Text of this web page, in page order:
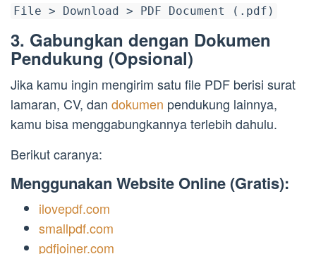
File > Download > PDF Document (.pdf)
3. Gabungkan dengan Dokumen
Pendukung (Opsional)
Jika kamu ingin mengirim satu file PDF berisi surat
lamaran, CV, dan dokumen pendukung lainnya,
kamu bisa menggabungkannya terlebih dahulu.
Berikut caranya:
Menggunakan Website Online (Gratis):
ilovepdf.com
smallpdf.com
pdfjoiner.com